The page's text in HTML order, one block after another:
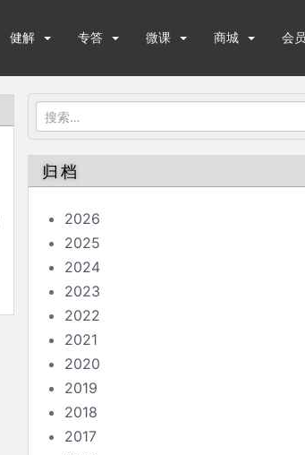
健解 专答 微课 商城 会员
搜
索：
归档
2026
2025
2024
2023
2022
2021
2020
2019
2018
2017